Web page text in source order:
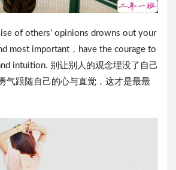
of others’ opinions drowns out your
most important，have the courage to
intuition. 别让别人的观念埋没了自己
气跟随自己的心与直觉，这才是最最